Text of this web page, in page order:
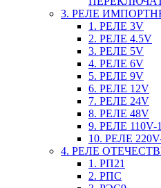
3. РЕЛЕ
1. РЕЛЕ 3V
2. РЕЛЕ 4.5V
3. РЕЛЕ 5V
4. РЕЛЕ 6V
5. РЕЛЕ 9V
6. РЕЛЕ 12V
7. РЕЛЕ 24V
8. РЕЛЕ 48V
9. РЕЛЕ 110V-
10. РЕЛЕ
4. РЕЛЕ
1. РП21
2. РПС